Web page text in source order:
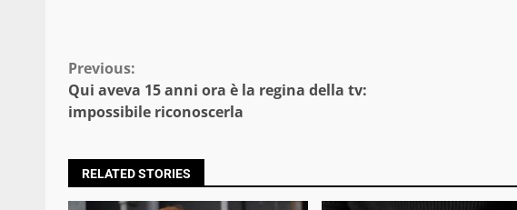
Continue
Reading
Previous:
Qui aveva 15 anni ora è la regina della tv:
impossibile riconoscerla
RELATED STORIES